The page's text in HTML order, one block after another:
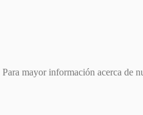
Para mayor información acerca de